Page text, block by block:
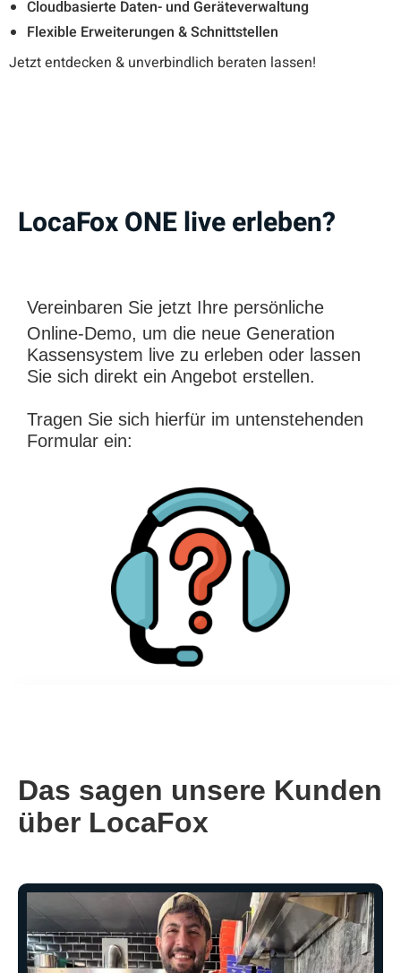
Cloudbasierte Daten- und Geräteverwaltung
Flexible Erweiterungen & Schnittstellen
Jetzt entdecken & unverbindlich beraten lassen!
LocaFox ONE live erleben?
Vereinbaren Sie jetzt Ihre persönliche
Online-Demo, um die neue Generation
Kassensystem live zu erleben oder lassen
Sie sich direkt ein Angebot erstellen.
Tragen Sie sich hierfür im untenstehenden
Formular ein:
Das sagen unsere Kunden
über LocaFox